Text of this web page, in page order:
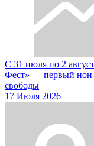
С 31 июля по 2
Фест» — первый нон-
свободы
17 Июля 2026